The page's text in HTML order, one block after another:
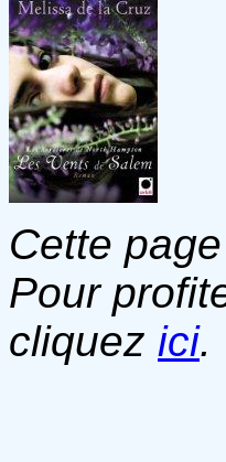
Cette
Pour
cliquez ici.